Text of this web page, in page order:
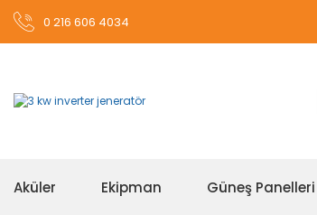
0 216 606 4034
Aküler Ekipman Güneş Panelleri